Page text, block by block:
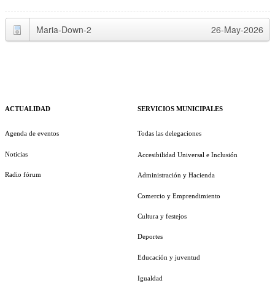
26-May-2026
Maria-Down-2
ACTUALIDAD
Agenda de eventos
Noticias
Radio fórum
SERVICIOS MUNICIPALES
Todas las delegaciones
Accesibilidad Universal e Inclusión
Administración y Hacienda
Comercio y Emprendimiento
Cultura y festejos
Deportes
Educación y juventud
Igualdad